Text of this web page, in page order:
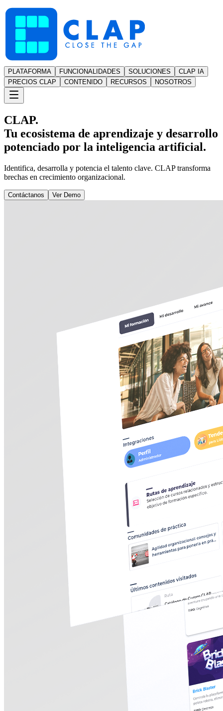
PLATAFORMA FUNCIONALIDADES SOLUCIONES
CLAP IA
PRECIOS CLAP
CONTENIDO RECURSOS NOSOTROS
CLAP.
Tu ecosistema de aprendizaje y desarrollo
potenciado por la inteligencia artificial.
Identifica, desarrolla y potencia el talento clave. CLAP transforma
brechas en crecimiento organizacional.
Contáctanos Ver Demo